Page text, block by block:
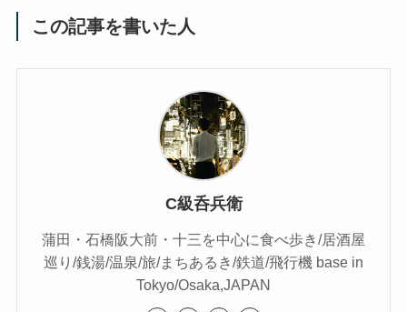
この記事を書いた人
C級呑兵衛
蒲田・石橋阪大前・十三を中心に食べ歩き/居酒屋
巡り/銭湯/温泉/旅/まちあるき/鉄道/飛行機 base in
Tokyo/Osaka,JAPAN